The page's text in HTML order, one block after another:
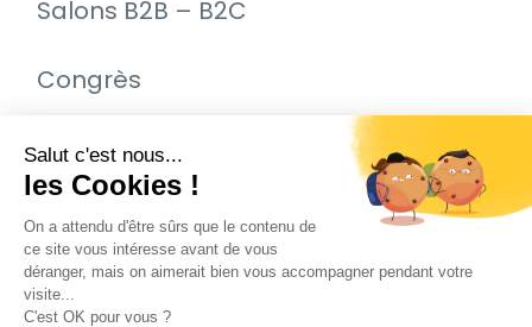
Salons B2B – B2C
Congrès
Remise de prix – Awards
Journée Portes Ouvertes (JPO)